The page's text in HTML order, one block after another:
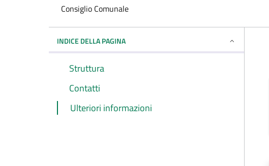
Consiglio Comunale
INDICE DELLA PAGINA
Struttura
Contatti
Ulteriori informazioni